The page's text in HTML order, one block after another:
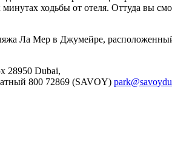
ходьбы от отеля. Оттуда вы
Ла Мер в Джумейре,
28950 Dubai,
800 72869 (SAVOY)